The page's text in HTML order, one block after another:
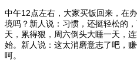
中午12点左右，大家买饭回来，在
境吗？新人说：习惯，还挺轻松的
天，累得狠，周六倒头大睡一天，
始。新人说：这太消磨意志了吧，
呵。